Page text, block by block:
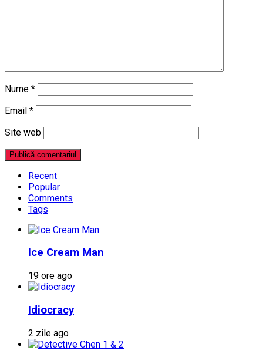
Nume *
Email *
Site web
Recent
Popular
Comments
Tags
Ice Cream Man
19 ore ago
Idiocracy
2 zile ago